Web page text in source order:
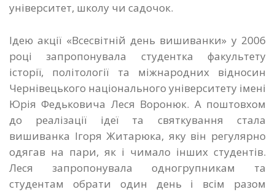
університет, школу чи садочок.
Ідею акції «Всесвітній день вишиванки» у 2006
році запропонувала студентка факультету
історії, політології та міжнародних відносин
Чернівецького національного університету імені
Юрія Федьковича Леся Воронюк. А поштовхом
до реалізації ідеї та святкування стала
вишиванка Ігоря Житарюка, яку він регулярно
одягав на пари, як і чимало інших студентів.
Леся запропонувала одногрупникам та
студентам обрати один день і всім разом